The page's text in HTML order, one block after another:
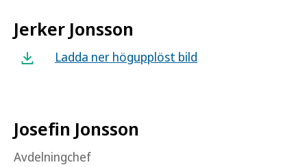
Jerker Jonsson
Ladda ner högupplöst bild
Josefin Jonsson
Avdelningchef